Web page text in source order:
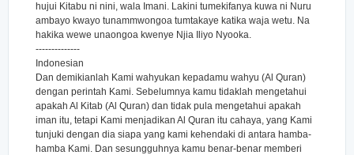
hujui Kitabu ni nini, wala Imani. Lakini tumekifanya kuwa ni Nuru
ambayo kwayo tunammwongoa tumtakaye katika waja wetu. Na
hakika wewe unaongoa kwenye Njia Iliyo Nyooka.
--------------
Indonesian
Dan demikianlah Kami wahyukan kepadamu wahyu (Al Quran)
dengan perintah Kami. Sebelumnya kamu tidaklah mengetahui
apakah Al Kitab (Al Quran) dan tidak pula mengetahui apakah
iman itu, tetapi Kami menjadikan Al Quran itu cahaya, yang Kami
tunjuki dengan dia siapa yang kami kehendaki di antara hamba-
hamba Kami. Dan sesungguhnya kamu benar-benar memberi